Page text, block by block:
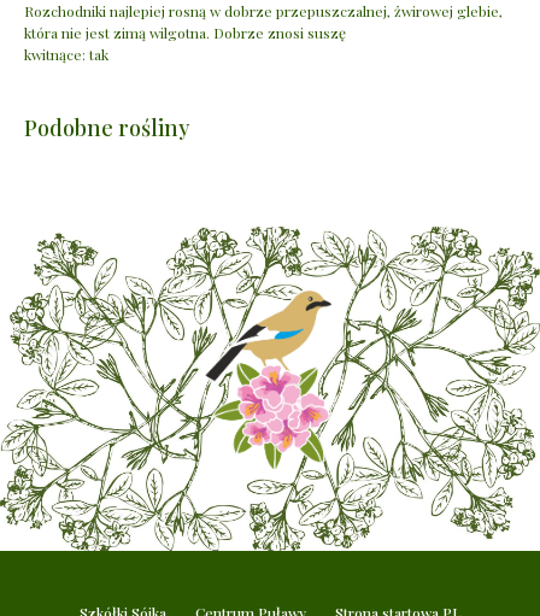
Rozchodniki najlepiej rosną w dobrze przepuszczalnej, żwirowej glebie,
która nie jest zimą wilgotna. Dobrze znosi suszę
kwitnące: tak
Podobne rośliny
Szkółki Sójka Centrum Puławy Strona startowa PL